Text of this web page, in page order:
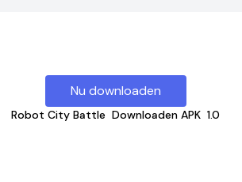
Nu downloaden
Robot City Battle Downloaden APK 1.0